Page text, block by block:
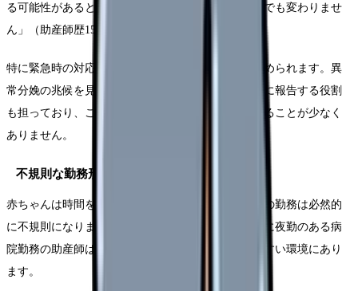
る可能性があるという重圧は、ベテランになった今でも変わりませ
ん」（助産師歴15年・Aさん）
特に緊急時の対応では、冷静さと迅速な判断力が求められます。異
常分娩の兆候を見逃さず、適切なタイミングで医師に報告する役割
も担っており、この責任の重さが精神的な負担となることが少なく
ありません。
不規則な勤務形態とワークライフバランス
赤ちゃんは時間を選ばず生まれてくるため、助産師の勤務は必然的
に不規則になります。夜間や休日の分娩も多く、特に夜勤のある病
院勤務の助産師は身体的・精神的な疲労が蓄積しやすい環境にあり
ます。